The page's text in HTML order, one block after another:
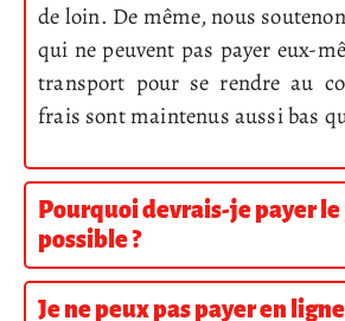
de loin. De même, nous
qui ne peuvent pas payer eux-
transport pour se rendre au
frais sont maintenus aussi bas
Pourquoi devrais-je payer le
possible ?
Je ne peux pas payer en ligne